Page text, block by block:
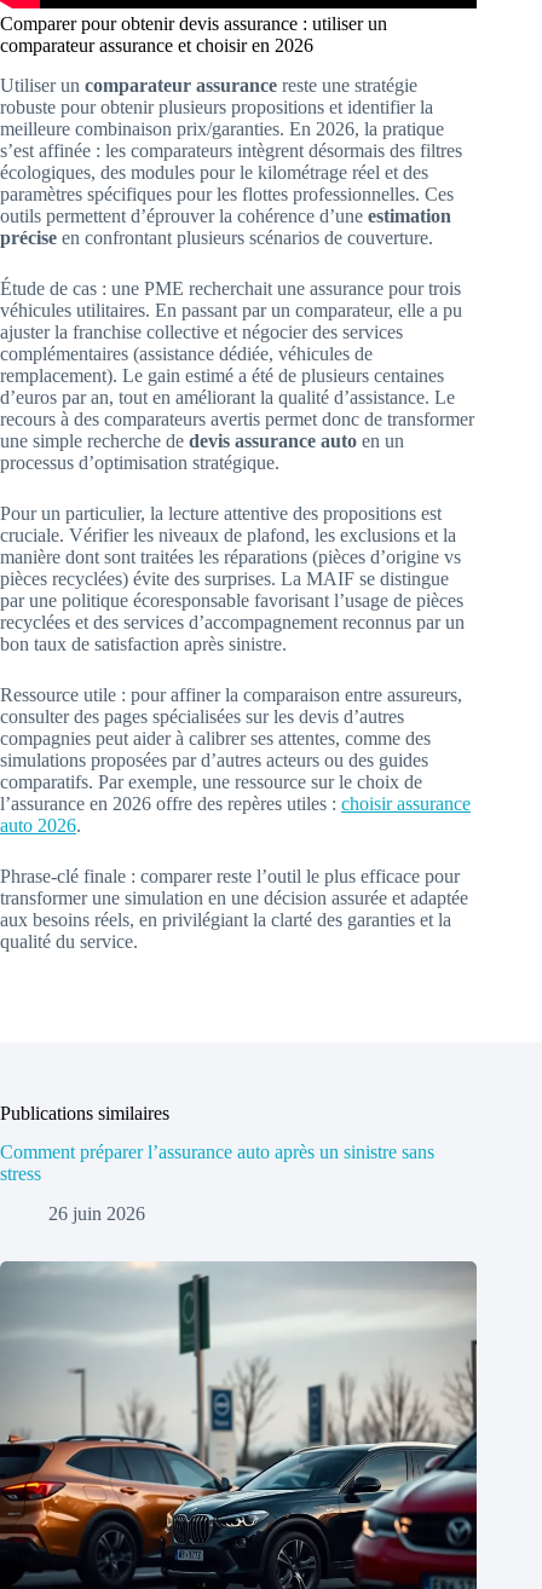
Comparer pour obtenir devis assurance : utiliser un
comparateur assurance et choisir en 2026
Utiliser un comparateur assurance reste une stratégie
robuste pour obtenir plusieurs propositions et identifier la
meilleure combinaison prix/garanties. En 2026, la pratique
s’est affinée : les comparateurs intègrent désormais des filtres
écologiques, des modules pour le kilométrage réel et des
paramètres spécifiques pour les flottes professionnelles. Ces
outils permettent d’éprouver la cohérence d’une estimation
précise en confrontant plusieurs scénarios de couverture.
Étude de cas : une PME recherchait une assurance pour trois
véhicules utilitaires. En passant par un comparateur, elle a pu
ajuster la franchise collective et négocier des services
complémentaires (assistance dédiée, véhicules de
remplacement). Le gain estimé a été de plusieurs centaines
d’euros par an, tout en améliorant la qualité d’assistance. Le
recours à des comparateurs avertis permet donc de transformer
une simple recherche de devis assurance auto en un
processus d’optimisation stratégique.
Pour un particulier, la lecture attentive des propositions est
cruciale. Vérifier les niveaux de plafond, les exclusions et la
manière dont sont traitées les réparations (pièces d’origine vs
pièces recyclées) évite des surprises. La MAIF se distingue
par une politique écoresponsable favorisant l’usage de pièces
recyclées et des services d’accompagnement reconnus par un
bon taux de satisfaction après sinistre.
Ressource utile : pour affiner la comparaison entre assureurs,
consulter des pages spécialisées sur les devis d’autres
compagnies peut aider à calibrer ses attentes, comme des
simulations proposées par d’autres acteurs ou des guides
comparatifs. Par exemple, une ressource sur le choix de
l’assurance en 2026 offre des repères utiles : choisir assurance
auto 2026.
Phrase-clé finale : comparer reste l’outil le plus efficace pour
transformer une simulation en une décision assurée et adaptée
aux besoins réels, en privilégiant la clarté des garanties et la
qualité du service.
Publications similaires
Comment préparer l’assurance auto après un sinistre sans
stress
26 juin 2026